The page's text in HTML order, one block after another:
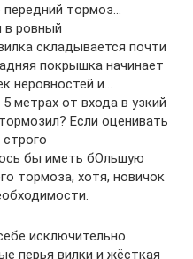
тормоз…
в ровный
складывается почти
покрышка начинает
неровностей и…
метрах от входа в узкий
Если оценивать
бы иметь бОльшую
тормоза, хотя, новичок
исключительно
перья вилки и жёсткая